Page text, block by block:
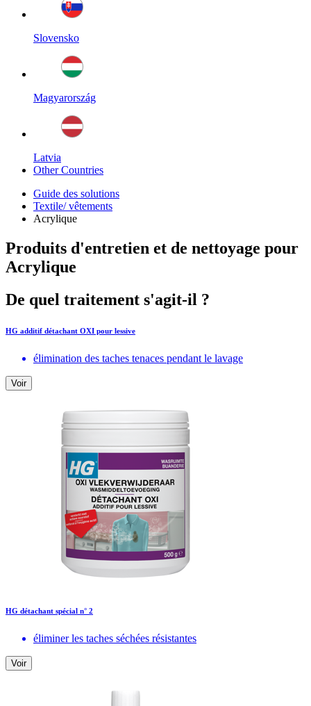
Slovensko
Magyarország
Latvia
Other Countries
Guide des solutions
Textile/ vêtements
Acrylique
Produits d'entretien et de nettoyage pour
Acrylique
De quel traitement s'agit-il ?
HG additif détachant OXI pour lessive
élimination des taches tenaces pendant le lavage
Voir
HG détachant spécial n° 2
éliminer les taches séchées résistantes
Voir